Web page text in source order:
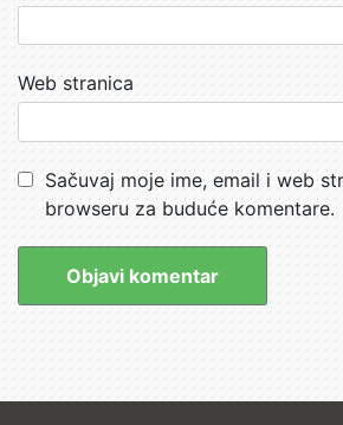
Web stranica
Sačuvaj moje ime, email i web
browseru za buduće komentare.